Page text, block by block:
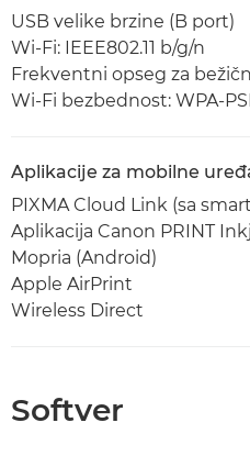
USB velike brzine (B port)
Wi-Fi: IEEE802.11 b/g/n
Frekventni opseg za
Wi-Fi bezbednost: WPA-
Aplikacije za mobilne
PIXMA Cloud Link (sa
Aplikacija Canon PRINT
Mopria (Android)
Apple AirPrint
Wireless Direct
Softver